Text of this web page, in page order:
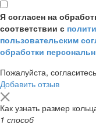
Я согласен на
соответствии с
пользовательским
обработки
Пожалуйста,
Добавить отзыв
Как узнать размер
1 способ